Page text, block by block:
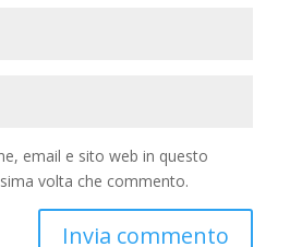
email e sito web in questo
volta che commento.